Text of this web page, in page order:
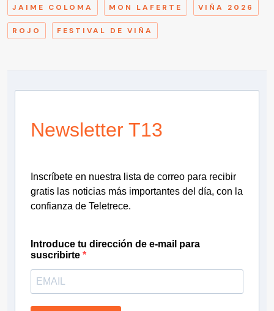
JAIME COLOMA MON LAFERTE VIÑA 2026
ROJO FESTIVAL DE VIÑA
Newsletter T13
Inscríbete en nuestra lista de correo para recibir
gratis las noticias más importantes del día, con la
confianza de Teletrece.
Introduce tu dirección de e-mail para
suscribirte